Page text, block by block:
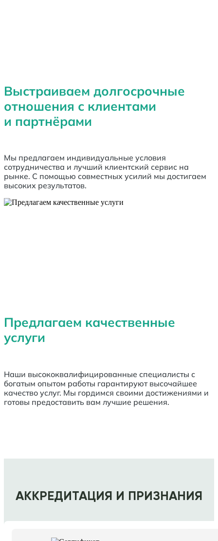
Выстраиваем долгосрочные
отношения с клиентами
и партнёрами
Мы предлагаем индивидуальные условия
сотрудничества и лучший клиентский сервис на
рынке. С помощью совместных усилий мы достигаем
высоких результатов.
Предлагаем качественные
услуги
Наши высококвалифицированные специалисты с
богатым опытом работы гарантируют высочайшее
качество услуг. Мы гордимся своими достижениями и
готовы предоставить вам лучшие решения.
АККРЕДИТАЦИЯ И ПРИЗНАНИЯ